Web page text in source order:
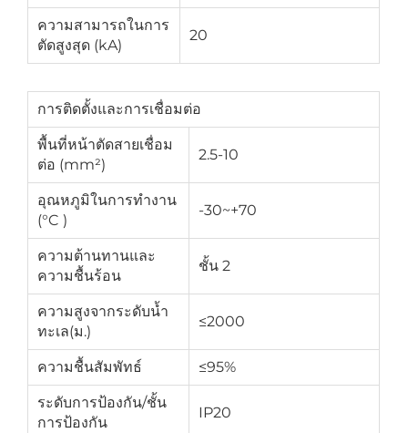
ความสามารถในการ
ตัดสูงสุด (kA)
20
การติดตั้งและการเชื่อมต่อ
พื้นที่หน้าตัดสายเชื่อม
ต่อ (mm²)
2.5-10
อุณหภูมิในการทำงาน
(°C )
-30~+70
ความต้านทานและ
ความชื้นร้อน
ชั้น 2
ความสูงจากระดับน้ำ
ทะเล(ม.)
≤2000
ความชื้นสัมพัทธ์ ≤95%
ระดับการป้องกัน/ชั้น
การป้องกัน
IP20